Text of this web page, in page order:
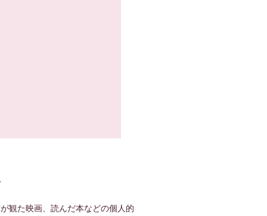
観た映画、読んだ本などの個人的